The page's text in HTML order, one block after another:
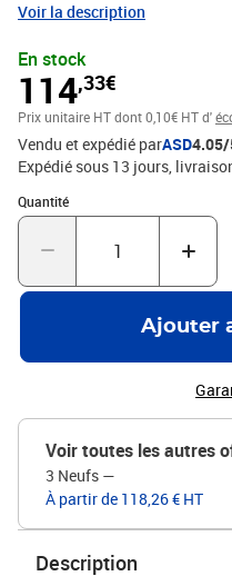
Voir la description
En stock
114,33€
Prix unitaire HTdont 0,10€ HT d'
Vendu et expédié parASD
Expédié sous 13 jours
Quantité
Quantité : 1
Ajouter
Voir toutes les autres
3 Neufs —
À partir de 118,26 € HT
Description